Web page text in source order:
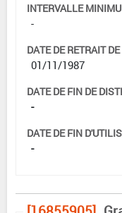
INTERVALLE
-
DATE DE RETRAIT
01/11/1987
DATE DE FIN DE
-
DATE DE FIN
-